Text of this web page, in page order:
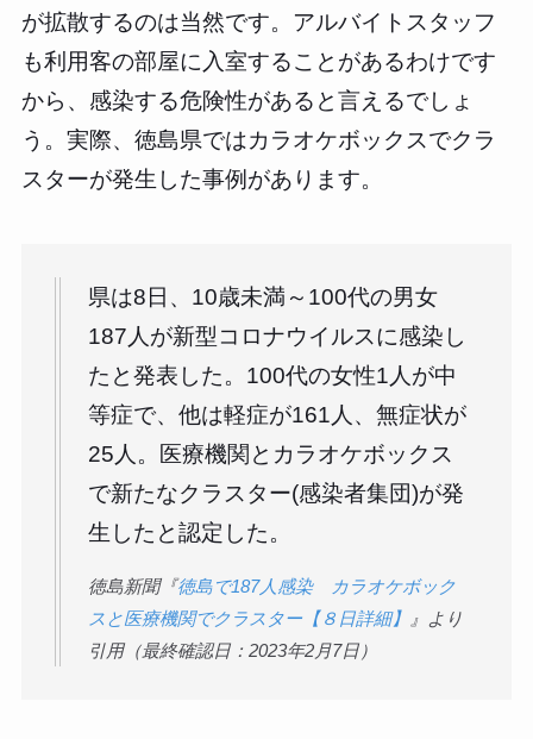
が拡散するのは当然です。アルバイトスタッフ
も利用客の部屋に入室することがあるわけです
から、感染する危険性があると言えるでしょ
う。実際、徳島県ではカラオケボックスでクラ
スターが発生した事例があります。
県は8日、10歳未満～100代の男女
187人が新型コロナウイルスに感染し
たと発表した。100代の女性1人が中
等症で、他は軽症が161人、無症状が
25人。医療機関とカラオケボックス
で新たなクラスター(感染者集団)が発
生したと認定した。
徳島新聞『徳島で187人感染 カラオケボック
スと医療機関でクラスター【８日詳細】 』より
引用（最終確認日：2023年2月7日）